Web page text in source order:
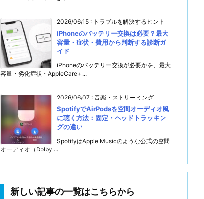
2026/06/15 : トラブルを解決するヒント
iPhoneのバッテリー交換は必要？最大
容量・症状・費用から判断する診断ガ
イド
iPhoneのバッテリー交換が必要かを、最大
容量・劣化症状・AppleCare+ ...
2026/06/07 : 音楽・ストリーミング
SpotifyでAirPodsを空間オーディオ風
に聴く方法：固定・ヘッドトラッキン
グの違い
SpotifyはApple Musicのような公式の空間
オーディオ（Dolby ...
新しい記事の一覧はこちらから